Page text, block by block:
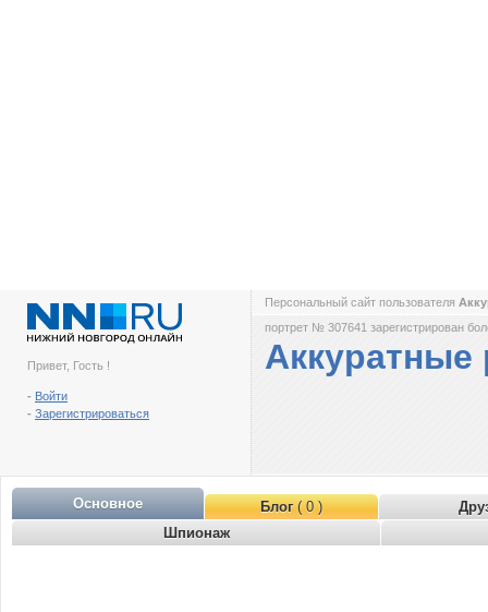
Привет, Гость !
- Войти
- Зарегистрироваться
Персональный сайт пользователя
портрет № 307641 зарегистрирован
Аккуратные
Основное Блог( 0 )
Шпионаж